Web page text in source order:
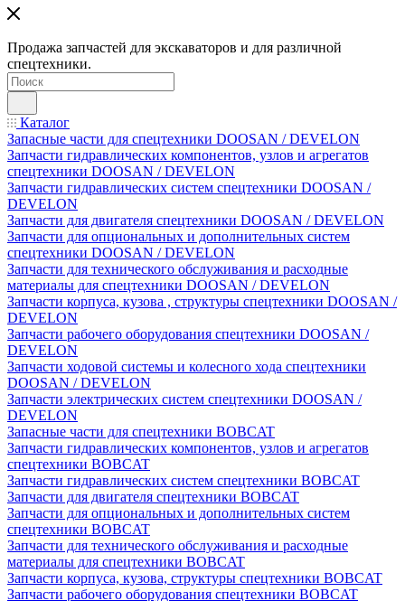
Продажа запчастей для экскаваторов и для различной
спецтехники.
Каталог
Запасные части для спецтехники DOOSAN / DEVELON
Запчасти гидравлических компонентов, узлов и агрегатов
спецтехники DOOSAN / DEVELON
Запчасти гидравлических систем спецтехники DOOSAN /
DEVELON
Запчасти для двигателя спецтехники DOOSAN / DEVELON
Запчасти для опциональных и дополнительных систем
спецтехники DOOSAN / DEVELON
Запчасти для технического обслуживания и расходные
материалы для спецтехники DOOSAN / DEVELON
Запчасти корпуса, кузова , структуры спецтехники DOOSAN /
DEVELON
Запчасти рабочего оборудования спецтехники DOOSAN /
DEVELON
Запчасти ходовой системы и колесного хода спецтехники
DOOSAN / DEVELON
Запчасти электрических систем спецтехники DOOSAN /
DEVELON
Запасные части для спецтехники BOBCAT
Запчасти гидравлических компонентов, узлов и агрегатов
спецтехники BOBCAT
Запчасти гидравлических систем спецтехники BOBCAT
Запчасти для двигателя спецтехники BOBCAT
Запчасти для опциональных и дополнительных систем
спецтехники BOBCAT
Запчасти для технического обслуживания и расходные
материалы для спецтехники BOBCAT
Запчасти корпуса, кузова, структуры спецтехники BOBCAT
Запчасти рабочего оборудования спецтехники BOBCAT